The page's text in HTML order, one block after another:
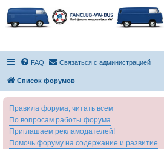
FAQ Связаться с администрацией
Список форумов
Правила форума, читать всем
По вопросам работы форума
Приглашаем рекламодателей!
Помочь форуму на содержание и развитие